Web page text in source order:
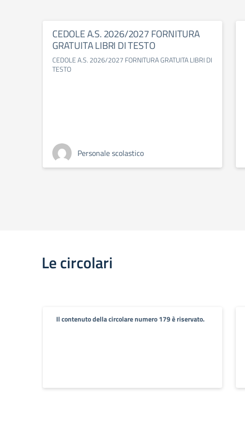
CEDOLE A.S. 2026/2027 FORNITURA
GRATUITA LIBRI DI TESTO
CEDOLE A.S. 2026/2027 FORNITURA GRATUITA LIBRI DI
TESTO
Personale scolastico
Le circolari
Il contenuto della circolare numero 179 è riservato.